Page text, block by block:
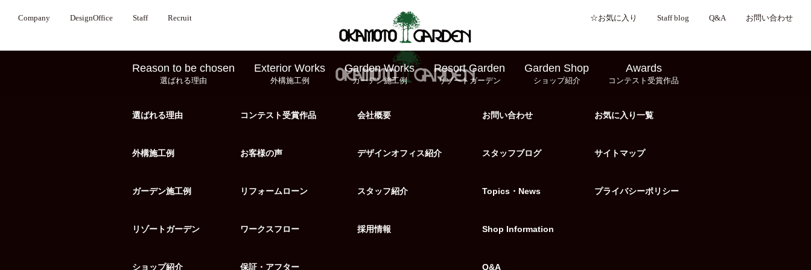
Company DesignOffice Staff Recruit ☆お気に入り Staff blog Q&A お問い合わせ
Reason to be chosen
選ばれる理由
Exterior Works
外構施工例
Garden Works
ガーデン施工例
Resort Garden
リゾートガーデン
Garden Shop
ショップ紹介
Awards
コンテスト受賞作品
選ばれる理由
外構施工例
ガーデン施工例
リゾートガーデン
ショップ紹介
コンテスト受賞作品
お客様の声
リフォームローン
ワークスフロー
保証・アフター
会社概要
デザインオフィス紹介
スタッフ紹介
採用情報
お問い合わせ
スタッフブログ
Topics・News
Shop Information
Q&A
お気に入り一覧
サイトマップ
プライバシーポリシー